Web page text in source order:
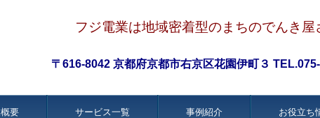
フジ電業は地域密着型のまちのでんき屋
〒616-8042 京都府京都市右京区花園伊町３
要 サービス一覧 事例紹介 お役立ち